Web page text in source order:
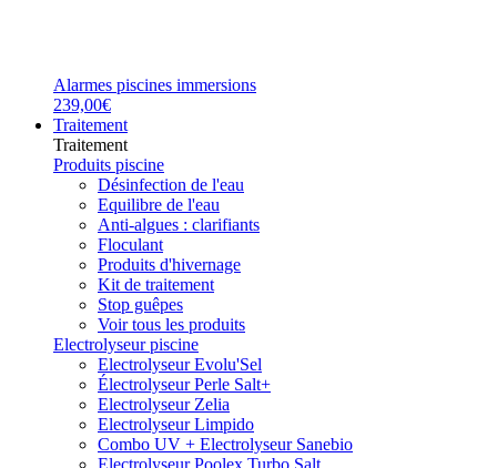
Alarmes piscines immersions
239,00€
Traitement
Traitement
Produits piscine
Désinfection de l'eau
Equilibre de l'eau
Anti-algues : clarifiants
Floculant
Produits d'hivernage
Kit de traitement
Stop guêpes
Voir tous les produits
Electrolyseur piscine
Electrolyseur Evolu'Sel
Électrolyseur Perle Salt+
Electrolyseur Zelia
Electrolyseur Limpido
Combo UV + Electrolyseur Sanebio
Electrolyseur Poolex Turbo Salt